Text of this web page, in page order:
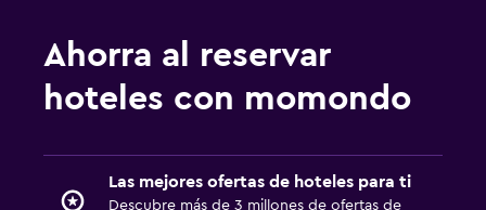
Ahorra al reservar
hoteles con momondo
Las mejores ofertas de hoteles para ti
Descubre más de 3 millones de ofertas de